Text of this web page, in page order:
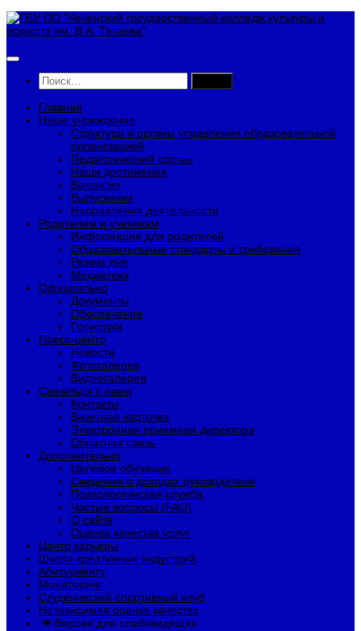
Перейти
к
Найти:
Главная
Наше учреждение
Структура и органы управления образовательной
организацией
Педагогический состав
Наши достижения
Вакансии
Выпускники
Направления деятельности
Родителям и ученикам
Информация для родителей
Образовательные стандарты и требования
Режим дня
Медиатека
Официально
Документы
Обеспечение
Госуслуги
Пресс-центр
Новости
Фотогалерея
Видеогалерея
Связаться с нами
Контакты
Визитная карточка
Электронная приемная директора
Обратная связь
Дополнительно
Целевое обучение
Сведения о доходах руководителя
Психологическая служба
Частые вопросы (FAQ)
О сайте
Оценка качества услуг
Центр карьеры
Школа креативных индустрий
Абитуриенту
Мониторинг
Студенческий спортивный клуб
Независимая оценка качества
Версия для слабовидящих